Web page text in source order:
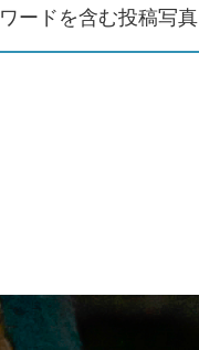
ードを含む投稿写真